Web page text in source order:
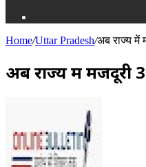
Home/Uttar Pradesh/अब राज्य में
अब राज्य में मजदूरी